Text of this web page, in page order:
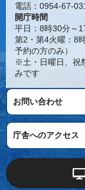
電話：0954-67-
開庁時間
平日：8時30分～
第2・第4火曜：8
予約の方のみ）
※土・日曜日、祝
みです
お問い合わせ
庁舎へのアクセス